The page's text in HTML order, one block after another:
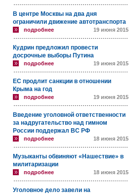
В центре Москвы на два дня
ограничили движение автотранспорта
подробнее 19 июня 2015
Кудрин предложил провести
досрочные выборы Путина
подробнее 19 июня 2015
ЕС продлит санкции в отношении
Крыма на год
подробнее 19 июня 2015
Введение уголовной ответственности
за надругательство над гимном
России поддержал ВС РФ
подробнее 18 июня 2015
Музыканты обвиняют «Нашествие» в
милитаризации
подробнее 18 июня 2015
Уголовное дело завели на